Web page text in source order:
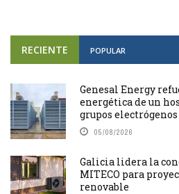
RECIENTE POPULAR
Genesal Energy
energética de un
grupos electrógenos
05/08/2026
Galicia lidera la
MITECO para
renovable